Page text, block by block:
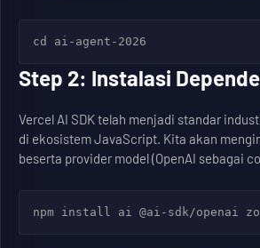
cd ai-agent-2026
Step 2: Instalasi
Vercel AI SDK telah menjadi standar
di ekosistem JavaScript. Kita akan
beserta provider model (OpenAI sebagai
npm install ai @ai-sdk/openai